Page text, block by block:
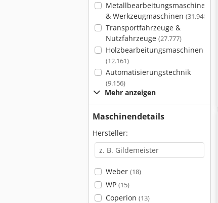
Metallbearbeitungsmaschinen
& Werkzeugmaschinen (31.948)
Transportfahrzeuge &
Nutzfahrzeuge (27.777)
Holzbearbeitungsmaschinen
(12.161)
Automatisierungstechnik
(9.156)
Mehr anzeigen
Maschinendetails
Hersteller:
Weber (18)
WP (15)
Coperion (13)